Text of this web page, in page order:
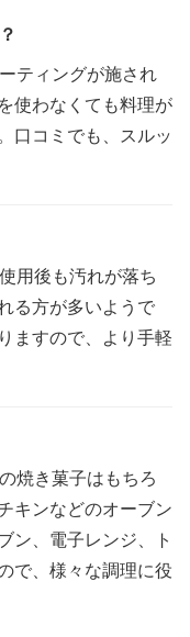
ティングが施され
使わなくても料理が
口コミでも、スルッ
用後も汚れが落ち
る方が多いようで
ますので、より手軽
焼き菓子はもちろ
キンなどのオーブン
ン、電子レンジ、ト
で、様々な調理に役